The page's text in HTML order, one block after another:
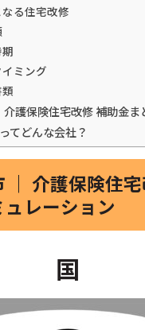
る住宅改修
ミング
介護保険住宅改修 補助金ま
てどんな会社？
｜ 介護保険住
レーション
国